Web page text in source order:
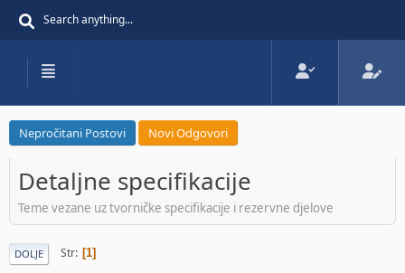
Nepročitani Postovi Novi Odgovori
Detaljne specifikacije
Teme vezane uz tvorničke specifikacije i rezervne djelove
DOLJE Str 1